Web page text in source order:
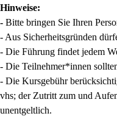
Hinweise:
- Bitte bringen Sie Ihren
- Aus Sicherheitsgründen
- Die Führung findet jedem
- Die Teilnehmer*innen
- Die Kursgebühr
vhs; der Zutritt zum und
unentgeltlich.